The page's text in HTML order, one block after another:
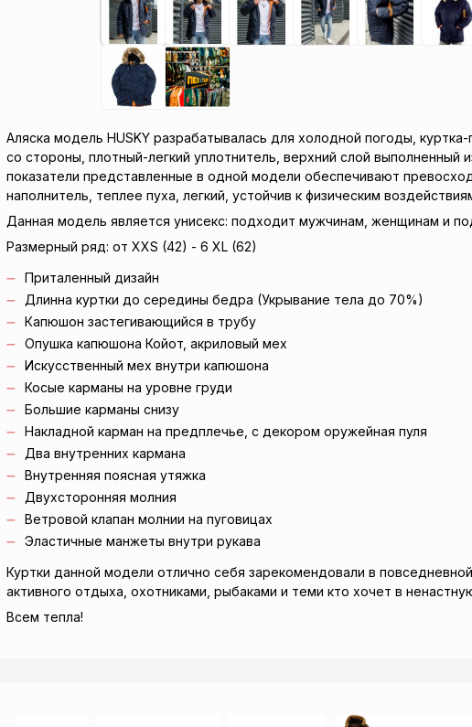
Аляска модель HUSKY разрабатывалась для холодной погоды,
со стороны, плотный-легкий уплотнитель, верхний слой выполненный
показатели представленные в одной модели обеспечивают
наполнитель, теплее пуха, легкий, устойчив к физическим
Данная модель является унисекс: подходит мужчинам, женщинам и
Размерный ряд: от XXS (42) - 6 XL (62)
Приталенный дизайн
Длинна куртки до середины бедра (Укрывание тела до 70%)
Капюшон застегивающийся в трубу
Опушка капюшона Койот, акриловый мех
Искусственный мех внутри капюшона
Косые карманы на уровне груди
Большие карманы снизу
Накладной карман на предплечье, с декором оружейная пуля
Два внутренних кармана
Внутренняя поясная утяжка
Двухсторонняя молния
Ветровой клапан молнии на пуговицах
Эластичные манжеты внутри рукава
Куртки данной модели отлично себя зарекомендовали в
активного отдыха, охотниками, рыбаками и теми кто хочет в
Всем тепла!